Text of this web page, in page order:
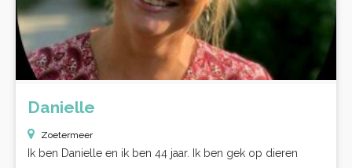
Danielle
Zoetermeer
Ik ben Danielle en ik ben 44 jaar. Ik ben gek op dieren